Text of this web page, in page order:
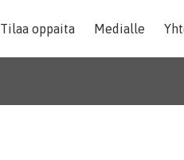
Tilaa oppaita Medialle